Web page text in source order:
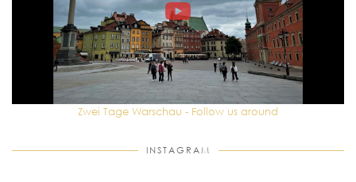
Zwei Tage Warschau - Follow us around
INSTAGRAM